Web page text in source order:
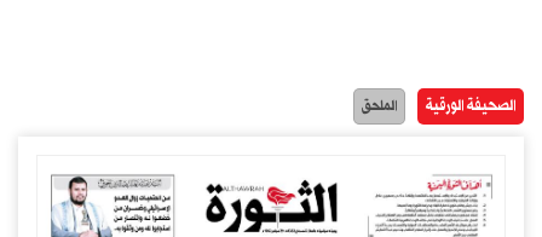
الصحيفة الورقية الملحق